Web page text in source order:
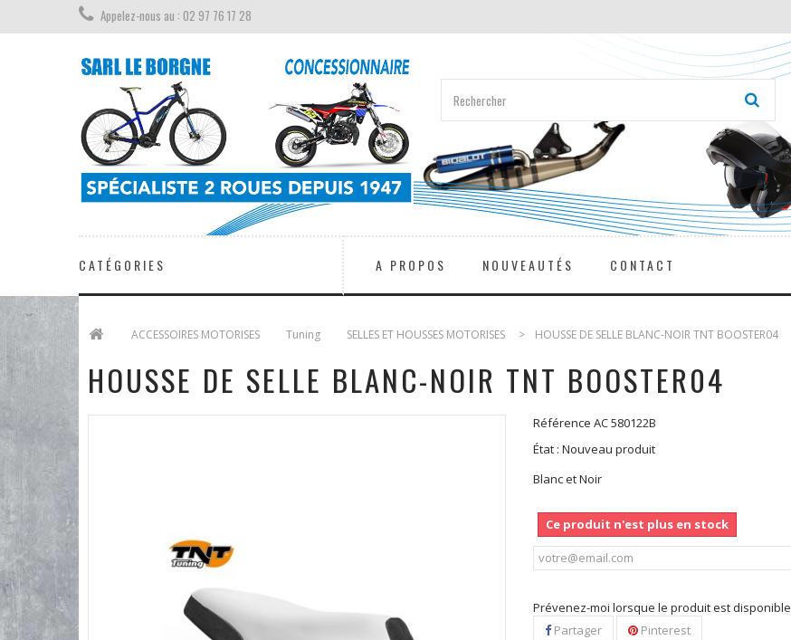
Appelez-nous au : 02 97 76 17 28
CATÉGORIES A PROPOS NOUVEAUTÉS CONTACT
ACCESSOIRES MOTORISES Tuning SELLES ET HOUSSES MOTORISES > HOUSSE DE SELLE BLANC-NOIR TNT BOOSTER04
HOUSSE DE SELLE BLANC-NOIR TNT BOOSTER04
Référence AC 580122B
État : Nouveau produit
Blanc et Noir
Ce produit n'est plus en stock
Prévenez-moi lorsque le produit est disponible
Partager
Pinterest